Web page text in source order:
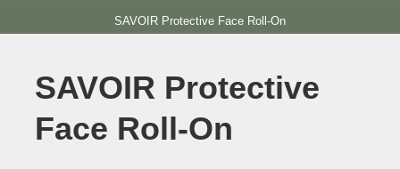
SAVOIR Protective Face Roll-On
SAVOIR Protective
Face Roll-On